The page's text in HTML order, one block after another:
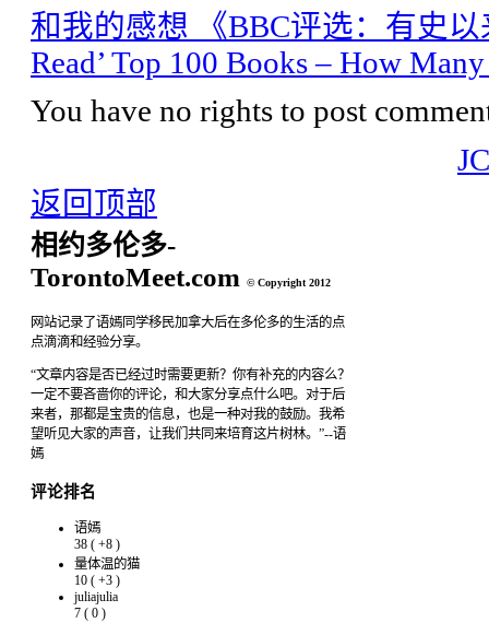
和我的感想
《BBC评选：有史
Read’ Top 100 Books – How
You have no rights to post
返回顶部
相约多伦多-
TorontoMeet.com
© Copyright 2012
网站记录了语嫣同学移民加拿大后在多伦多的生活的点
点滴滴和经验分享。
“文章内容是否已经过时需要更新？你有补充的内容么？
一定不要吝啬你的评论，和大家分享点什么吧。对于后
来者，那都是宝贵的信息，也是一种对我的鼓励。我希
望听见大家的声音，让我们共同来培育这片树林。”--语
嫣
评论排名
语嫣
38 ( +8 )
量体温的猫
10 ( +3 )
juliajulia
7 ( 0 )